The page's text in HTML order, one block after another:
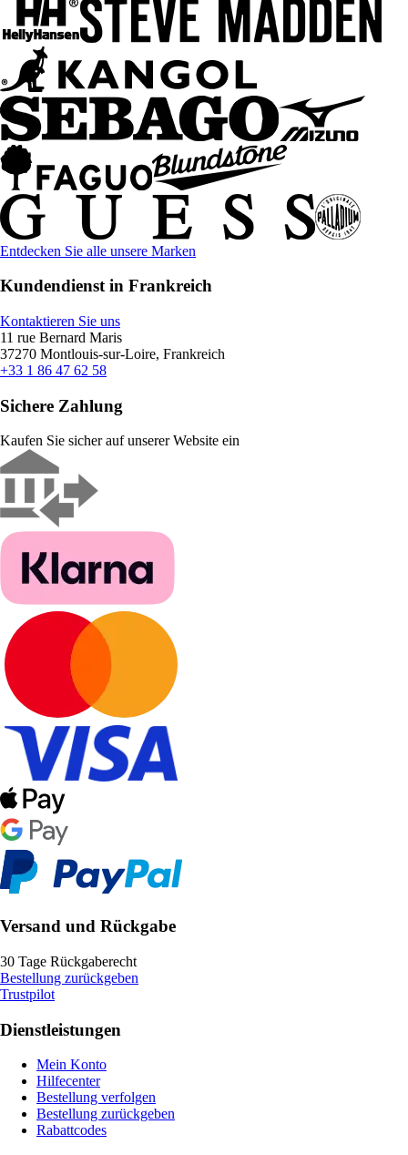
Entdecken Sie alle unsere Marken
Kundendienst in Frankreich
Kontaktieren Sie uns
11 rue Bernard Maris
37270 Montlouis-sur-Loire, Frankreich
+33 1 86 47 62 58
Sichere Zahlung
Kaufen Sie sicher auf unserer Website ein
Versand und Rückgabe
30 Tage Rückgaberecht
Bestellung zurückgeben
Trustpilot
Dienstleistungen
Mein Konto
Hilfecenter
Bestellung verfolgen
Bestellung zurückgeben
Rabattcodes